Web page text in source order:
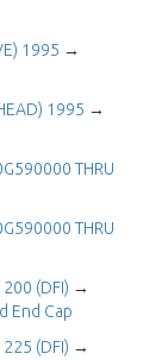
1995 →
1995 →
THRU
THRU
200 (DFI) →
End Cap
225 (DFI) →